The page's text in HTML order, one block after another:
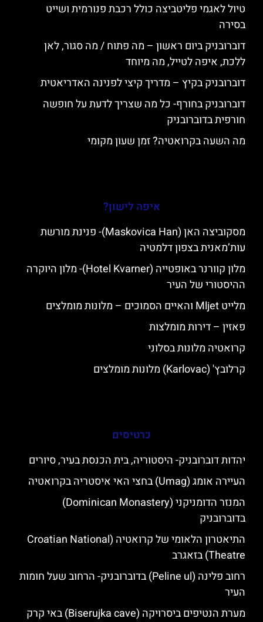
טיול לאגמי פליטביצה כולל רכבת פנורמית ושייט
בסירה
דוברובניק ביום ראשון – מה פתוח / מה סגור, לאן
ללכת, איפה לטייל, מה מיוחד
דוברובניק בקיץ – מדריך קיצי לפנינה האדריאטית
דוברובניק בחורף- כל מה שצריך לדעת על חופשה
חורפית בדוברובניק
מה השעה בקרואטיה? זמן שעון מקומי
איפה לישון?
מסקוביצה האן (Maskovica Han)- פנינת מורשת
עות’מאנית בצפון דלמטיה
מלון קוורנר באופטייה (Hotel Kvarner)- מלון היוקרה
ההיסטורי של העיר
מלייט Mljet והאיים הסמוכים – מלונות מומלצים
פאזין – דירות מומלצות
קרואטיה מלונות בסלוני
קרלובץ' (Karlovac) מלונות מומלצים
כרטיסים
יהדות דוברובניק- היסטוריה, בית הכנסת בעיר, סיורים
העיירה אומג (Umag) בחצי האי איסטריה בקרואטיה
המנזר הדומניקני (Dominican Monastery)
בדוברובניק
התיאטרון הלאומי של קרואטיה (Croatian National
Theatre) בזאגרב
רחוב פלינה (Peline ul) בדוברובניק- הרחוב שעל חומות
העיר
מערת הנטיפים ביסרויקה (Biserujka cave) באי קרק